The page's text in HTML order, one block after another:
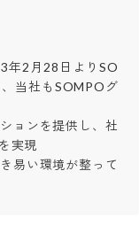
年2月28日よりSO
当社もSOMPOグ
ョンを提供し、社
実現
易い環境が整って